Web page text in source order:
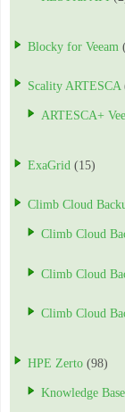
Blocky for Veeam
Scality ARTESCA
ARTESCA+
ExaGrid (15)
Climb Cloud
Climb Cloud
Climb Cloud
Climb Cloud
HPE Zerto (98)
Knowledge Base